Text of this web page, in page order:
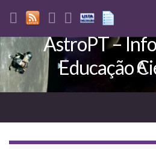
Search for:
AstroPT –
Educação